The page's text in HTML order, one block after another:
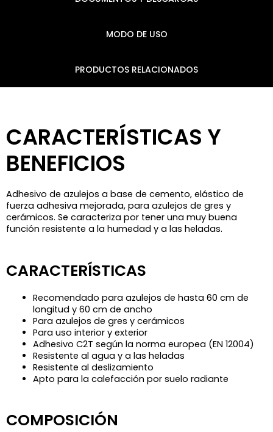
MODO DE USO
PRODUCTOS RELACIONADOS
CARACTERÍSTICAS Y
BENEFICIOS
Adhesivo de azulejos a base de cemento, elástico de
fuerza adhesiva mejorada, para azulejos de gres y
cerámicos. Se caracteriza por tener una muy buena
función resistente a la humedad y a las heladas.
CARACTERÍSTICAS
Recomendado para azulejos de hasta 60 cm de
longitud y 60 cm de ancho
Para azulejos de gres y cerámicos
Para uso interior y exterior
Adhesivo C2T según la norma europea (EN 12004)
Resistente al agua y a las heladas
Resistente al deslizamiento
Apto para la calefacción por suelo radiante
COMPOSICIÓN